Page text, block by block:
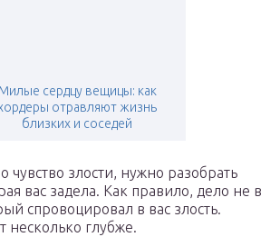
Милые сердцу вещицы: как
отравляют жизнь
близких и соседей
чувство злости, нужно разобрать
вас задела. Как правило, дело не в
спровоцировал в вас злость.
несколько глубже.